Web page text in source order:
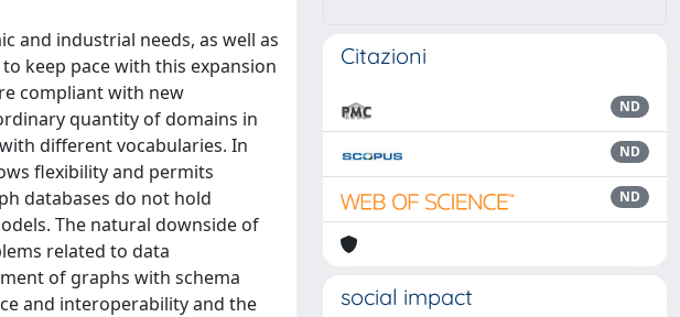
and industrial needs, as well as
keep pace with this expansion
compliant with new
quantity of domains in
different vocabularies. In
flexibility and permits
databases do not hold
The natural downside of
related to data
of graphs with schema
and interoperability and the
Citazioni
ND
ND
ND
social impact